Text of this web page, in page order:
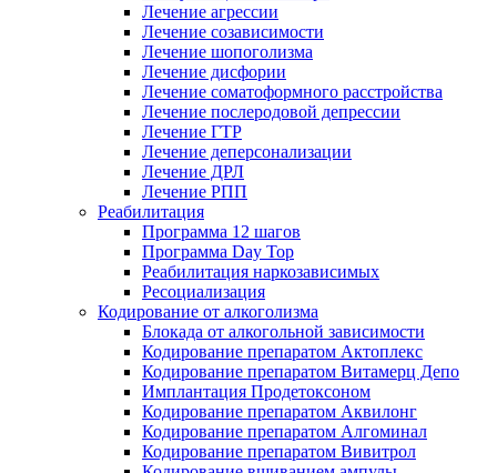
Лечение агрессии
Лечение созависимости
Лечение шопоголизма
Лечение дисфории
Лечение соматоформного расстройства
Лечение послеродовой депрессии
Лечение ГТР
Лечение деперсонализации
Лечение ДРЛ
Лечение РПП
Реабилитация
Программа 12 шагов
Программа Day Top
Реабилитация наркозависимых
Ресоциализация
Кодирование от алкоголизма
Блокада от алкогольной зависимости
Кодирование препаратом Актоплекс
Кодирование препаратом Витамерц Депо
Имплантация Продетоксоном
Кодирование препаратом Аквилонг
Кодирование препаратом Алгоминал
Кодирование препаратом Вивитрол